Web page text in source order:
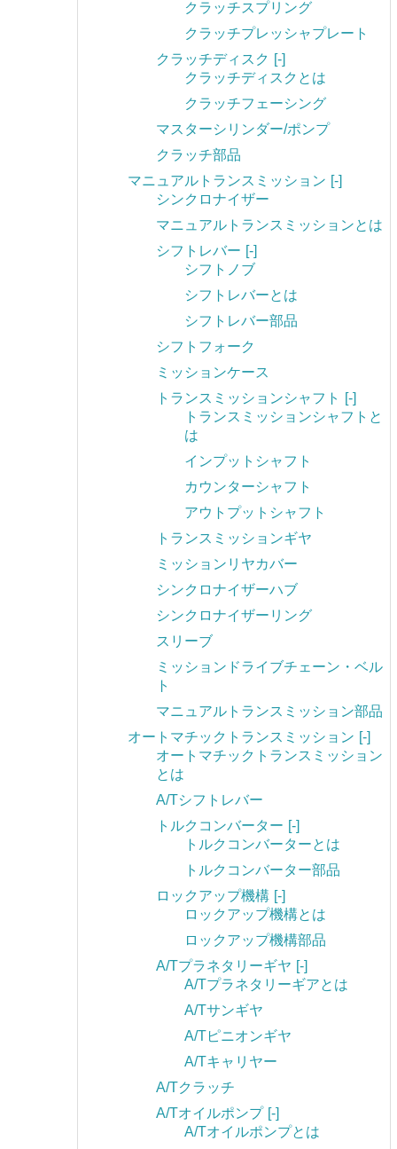
クラッチスプリング
クラッチプレッシャプレート
クラッチディスク [-]
クラッチディスクとは
クラッチフェーシング
マスターシリンダー/ポンプ
クラッチ部品
マニュアルトランスミッション [-]
シンクロナイザー
マニュアルトランスミッションとは
シフトレバー [-]
シフトノブ
シフトレバーとは
シフトレバー部品
シフトフォーク
ミッションケース
トランスミッションシャフト
[-]
トランスミッションシャフトと
は
インプットシャフト
カウンターシャフト
アウトプットシャフト
トランスミッションギヤ
ミッションリヤカバー
シンクロナイザーハブ
シンクロナイザーリング
スリーブ
ミッションドライブチェーン・ベル
ト
マニュアルトランスミッション部品
オートマチックトランスミッション [-]
オートマチックトランスミッション
とは
A/Tシフトレバー
トルクコンバーター [-]
トルクコンバーターとは
トルクコンバーター部品
ロックアップ機構 [-]
ロックアップ機構とは
ロックアップ機構部品
A/Tプラネタリーギヤ [-]
A/Tプラネタリーギアとは
A/Tサンギヤ
A/Tピニオンギヤ
A/Tキャリヤー
A/Tクラッチ
A/Tオイルポンプ [-]
A/Tオイルポンプとは